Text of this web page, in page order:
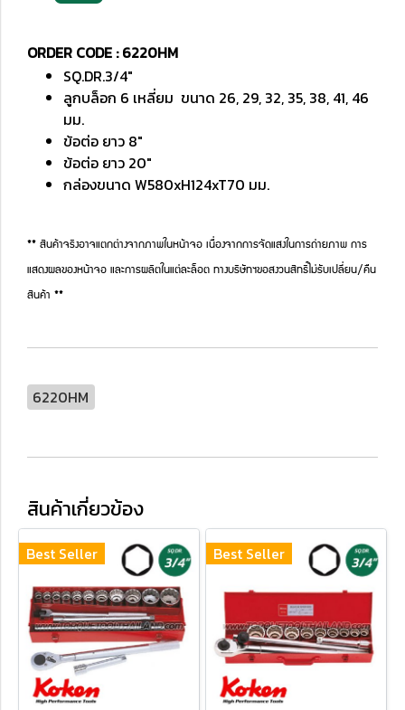
ORDER CODE : 6220HM
SQ.DR.3/4"
ลูกบล็อก 6 เหลี่ยม ขนาด 26, 29, 32, 35, 38, 41, 46
มม.
ข้อต่อ ยาว 8"
ข้อต่อ ยาว 20"
กล่องขนาด W580xH124xT70 มม.
** สินค้าจริงอาจแตกต่างจากภาพในหน้าจอ เนื่องจากการจัดแสงในการถ่ายภาพ การ
แสดงผลของหน้าจอ และการผลิตในแต่ละล็อต ทางบริษัทฯขอสงวนสิทธิ์ไม่รับเปลี่ยน/คืน
สินค้า **
6220HM
สินค้าเกี่ยวข้อง
Best Seller Best Seller